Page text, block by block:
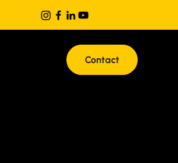
Contact